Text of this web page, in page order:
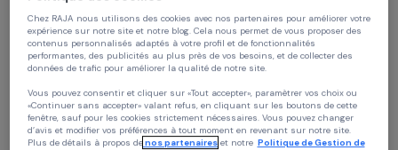
Présentation du projet
Le projet
Politique des cookies
Chez RAJA nous utilisons des cookies avec nos partenaires pour améliorer
expérience sur notre site et notre blog. Cela nous permet de vous proposer
contenus personnalisés adaptés à votre profil et de fonctionnalités
performantes, des publicités au plus près de vos besoins, et de collecter des
données de trafic pour améliorer la qualité de notre site.
Continuer sans accepter